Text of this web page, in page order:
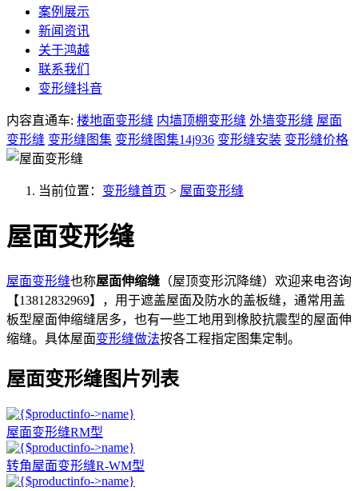
案例展示
新闻资讯
关于鸿越
联系我们
变形缝抖音
内容直通车: 楼地面变形缝 内墙顶棚变形缝 外墙变形缝 屋面
变形缝 变形缝图集 变形缝图集14j936 变形缝安装 变形缝价格
当前位置： 变形缝首页 > 屋面变形缝
屋面变形缝
屋面变形缝也称屋面伸缩缝 （屋顶变形沉降缝）欢迎来电咨询
【13812832969】，用于遮盖屋面及防水的盖板缝，通常用盖
板型屋面伸缩缝居多，也有一些工地用到橡胶抗震型的屋面伸
缩缝。具体屋面变形缝做法按各工程指定图集定制。
屋面变形缝图片列表
屋面变形缝RM型
转角屋面变形缝R-WM型